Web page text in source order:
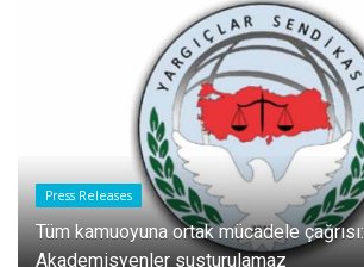
Press Releases
Tüm kamuoyuna ortak mücadele çağrısı:
Akademisyenler susturulamaz